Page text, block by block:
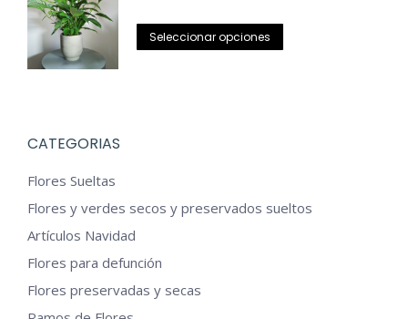
Seleccionar opciones
se
CATEGORIAS
Flores Sueltas
Flores y verdes secos y preservados sueltos
Artículos Navidad
Flores para defunción
Flores preservadas y secas